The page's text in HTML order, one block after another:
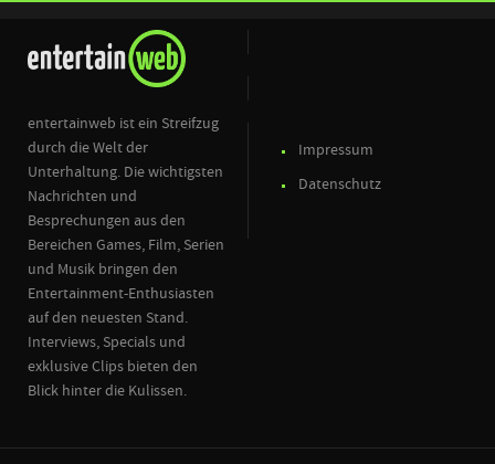
entertainweb ist ein Streifzug
durch die Welt der
Unterhaltung. Die wichtigsten
Nachrichten und
Besprechungen aus den
Bereichen Games, Film, Serien
und Musik bringen den
Entertainment-Enthusiasten
auf den neuesten Stand.
Interviews, Specials und
exklusive Clips bieten den
Blick hinter die Kulissen.
Impressum
Datenschutz